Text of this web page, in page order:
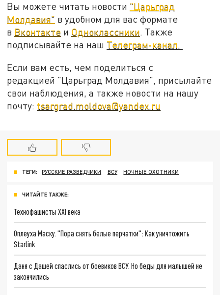
Вы можете читать новости "Царьград
Молдавия" в удобном для вас формате
в Вконтакте и Одноклассники. Также
подписывайте на наш Телеграм-канал.
Если вам есть, чем поделиться с
редакцией "Царьград Молдавия", присылайте
свои наблюдения, а также новости на нашу
почту: tsargrad.moldova@yandex.ru
ТЕГИ: РУССКИЕ РАЗВЕДЧИКИ ВСУ НОЧНЫЕ ОХОТНИКИ
ЧИТАЙТЕ ТАКЖЕ:
Технофашисты XXI века
Оплеуха Маску. "Пора снять белые перчатки": Как уничтожить
Starlink
Даня с Дашей спаслись от боевиков ВСУ. Но беды для малышей не
закончились